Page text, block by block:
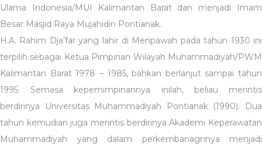
Ulama Indonesia/MUI Kalimantan Barat dan menjadi Imam
Besar Masjid Raya Mujahidin Pontianak.
H.A. Rahim Dja’far yang lahir di Menpawah pada tahun 1930 ini
terpilih sebagai Ketua Pimpinan Wilayah Muhammadiyah/PWM
Kalimantan Barat 1978 – 1985, bahkan berlanjut sampai tahun
1995. Semasa kepemimpinannya inilah, beliau merintis
berdirinya Universitas Muhammadiyah Pontianak (1990). Dua
tahun kemudian juga merintis berdirinya Akademi Keperawatan
Muhammadiyah yang dalam perkembanagnnya menjadi